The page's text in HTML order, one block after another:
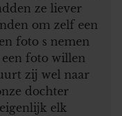
ze liever
om zelf een
foto s nemen
foto willen
zij wel naar
dochter
elk